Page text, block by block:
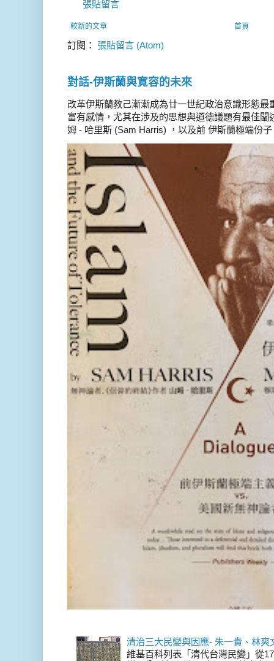
張貼留言
較新的文章 首頁
訂閱： 張貼留言 (Atom)
對話-伊斯蘭與寛容的未來
改革伊斯蘭教己漸漸成為廿一世紀政治意識形態
富有感情，尤其在涉及的思想與道德議題有最佳
姆 - 哈里斯 (Sam Harris) ，以及前 伊斯蘭極端份
清治三大民變與因應- 朱一貴、林爽
維基百科列表「清代台灣民變」從